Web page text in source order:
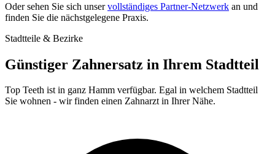
Oder sehen Sie sich unservollständiges Partner-Netzwerk an und
finden Sie die nächstgelegene Praxis.
Stadtteile & Bezirke
Günstiger Zahnersatz in Ihrem Stadtteil
Top Teeth ist in ganz Hamm verfügbar. Egal in welchem Stadtteil
Sie wohnen - wir finden einen Zahnarzt in Ihrer Nähe.